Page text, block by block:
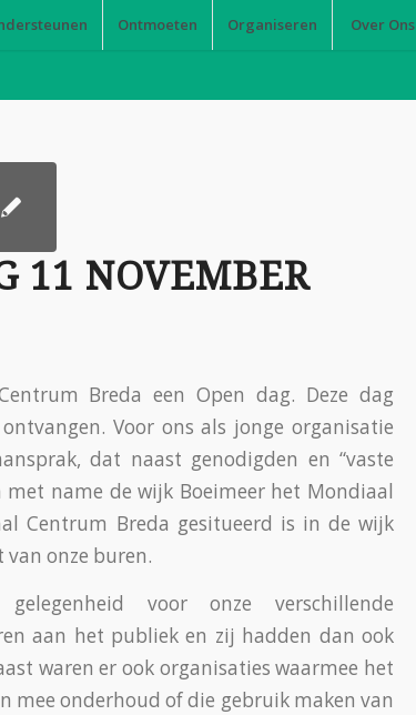
Ontmoeten Organiseren Over Ons
11 NOVEMBER
Breda een Open dag. Deze dag
Voor ons als jonge organisatie
dat naast genodigden en “vaste
met name de wijk Boeimeer het Mondiaal
Centrum Breda gesitueerd is in de wijk
onze buren.
voor onze verschillende
aan het publiek en zij hadden dan ook
waren er ook organisaties waarmee het
mee onderhoud of die gebruik maken van